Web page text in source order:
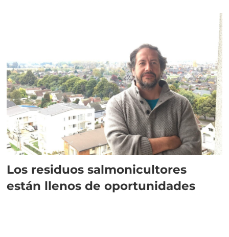
Los residuos salmonicultores
están llenos de oportunidades